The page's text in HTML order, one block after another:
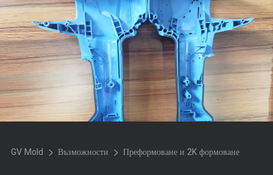
GV Mold Възможности Преформоване и 2K формоване